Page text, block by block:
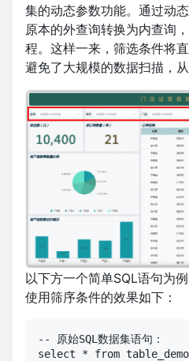
集的动态参数功能。通过动
原本的外查询转换为内查询
程。这样一来，筛选条件将
避免了大规模的数据扫描，
以下方一个简单SQL语句为
使用筛序条件的效果如下：
-- 原始SQL数据集语句：
select * from